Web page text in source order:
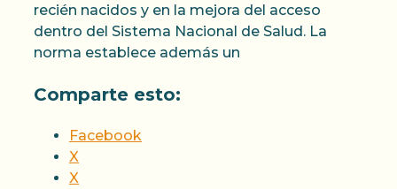
recién nacidos y en la mejora del acceso
dentro del Sistema Nacional de Salud. La
norma establece además un
Comparte esto:
Facebook
X
X